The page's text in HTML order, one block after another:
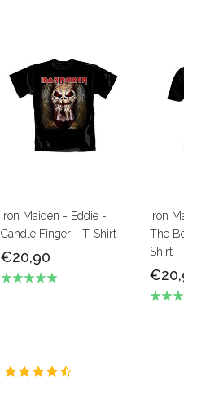
Iron Maiden - Eddie -
Candle Finger - T-Shirt
€20,90
Iron
The
Shirt